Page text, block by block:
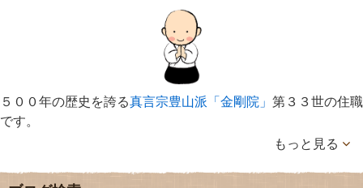
５００年の歴史を誇る真言宗豊山派「金剛院」 第３３世の住職
です。
もっと見る